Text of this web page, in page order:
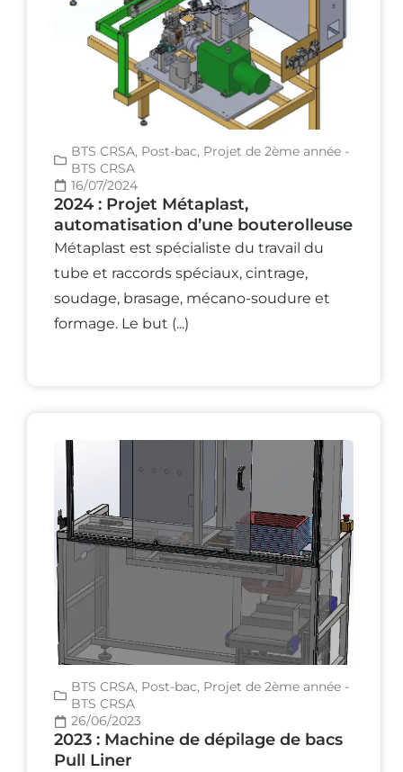
BTS CRSA, Post-bac, Projet de 2ème année -
BTS CRSA
16/07/2024
2024 : Projet Métaplast,
automatisation d’une bouterolleuse
Métaplast est spécialiste du travail du
tube et raccords spéciaux, cintrage,
soudage, brasage, mécano-soudure et
formage. Le but (...)
BTS CRSA, Post-bac, Projet de 2ème année -
BTS CRSA
26/06/2023
2023 : Machine de dépilage de bacs
Pull Liner